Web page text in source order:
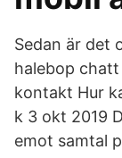
Sedan är det
halebop chatt
kontakt Hur
k 3 okt 2019
emot samtal